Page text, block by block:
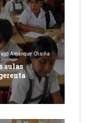
Amanque Chaiña
aulas